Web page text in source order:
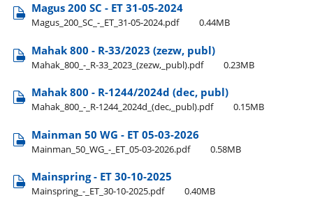
Magus 200 SC - ET 31-05-2024
Magus​_200​_SC​_-​_ET​_31-05-2024.pdf 0.44MB
Mahak 800 - R-33/2023 (zezw, publ)
Mahak​_800​_-​_R-33​_2023​_(zezw,​_publ).pdf 0.23MB
Mahak 800 - R-1244/2024d (dec, publ)
Mahak​_800​_-​_R-1244​_2024d​_(dec,​_publ).pdf 0.15MB
Mainman 50 WG - ET 05-03-2026
Mainman​_50​_WG​_-​_ET​_05-03-2026.pdf 0.58MB
Mainspring - ET 30-10-2025
Mainspring​_-​_ET​_30-10-2025.pdf 0.40MB